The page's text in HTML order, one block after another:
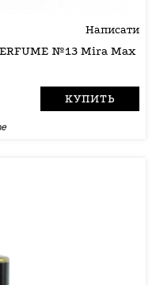
Написати
№13 Mira Max
КУПИТЬ